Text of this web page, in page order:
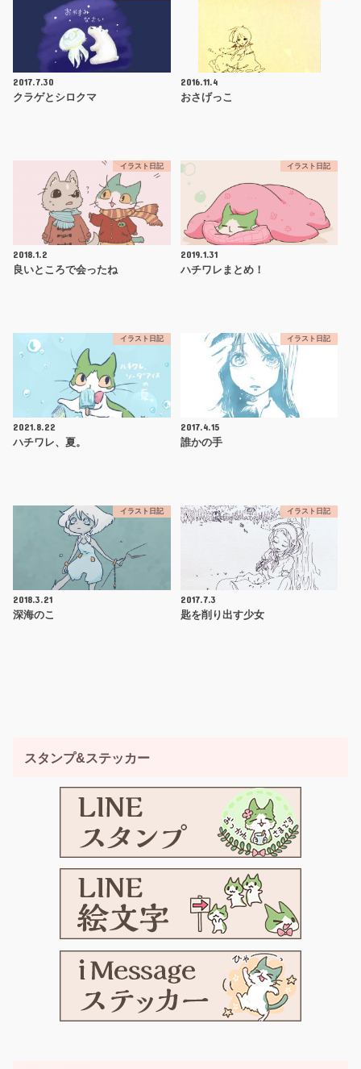
2017.7.30
クラゲとシロクマ
2016.11.4
おさげっこ
イラスト日記
2018.1.2
良いところで会ったね
イラスト日記
2019.1.31
ハチワレまとめ！
イラスト日記
2021.8.22
ハチワレ、夏。
イラスト日記
2017.4.15
誰かの手
イラスト日記
2018.3.21
深海のこ
イラスト日記
2017.7.3
匙を削り出す少女
スタンプ&ステッカー